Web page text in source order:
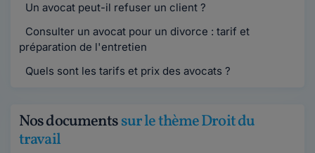
Un avocat peut-il refuser un client ?
Consulter un avocat pour un divorce : tarif et
préparation de l'entretien
Quels sont les tarifs et prix des avocats ?
Nos documentssur le thème Droit du
travail